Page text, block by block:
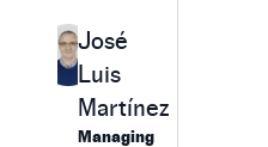
José
Luis
Martínez
Managing